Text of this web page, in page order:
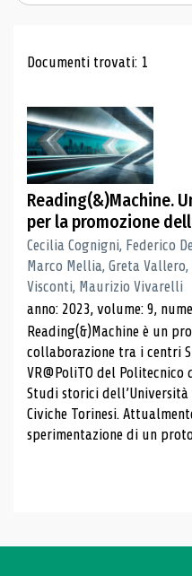
Risultati di
Documenti trovati: 1
Reading(&)Machine.
per la promozione
Cecilia Cognigni, Federico
Marco Mellia, Greta
Visconti, Maurizio Vivarelli
anno: 2023, volume: 9,
Reading(&)Machine è un
collaborazione tra i centri
VR@PoliTO del
Studi storici
Civiche Torinesi.
sperimentazione di un